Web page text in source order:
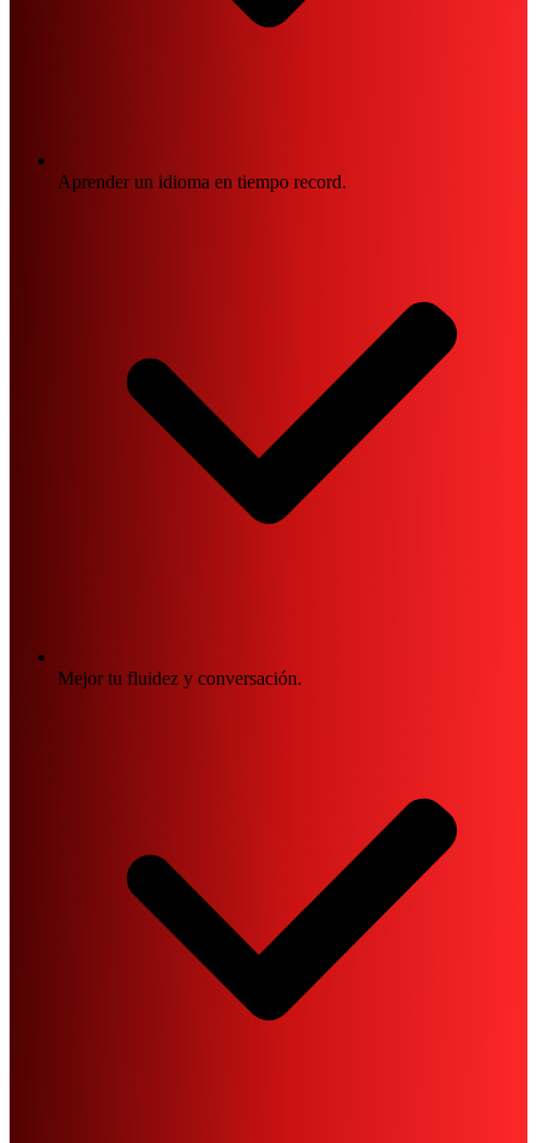
Aprender un idioma en tiempo record.
Mejor tu fluidez y conversación.